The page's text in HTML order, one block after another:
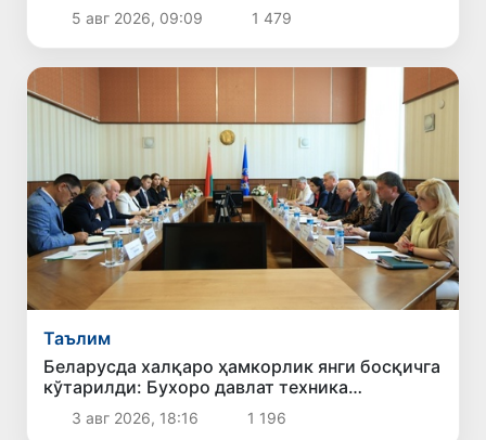
5 авг 2026, 09:09 1 479
Таълим
Беларусда халқаро ҳамкорлик янги босқичга
кўтарилди: Бухоро давлат техника
университети делегациясининг хизмат
сафари самарали якунланди
3 авг 2026, 18:16 1 196